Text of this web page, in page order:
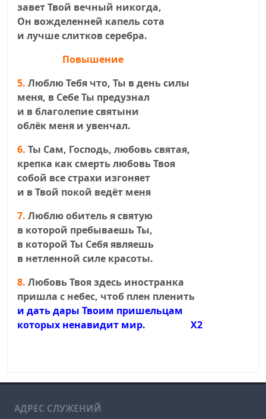
завет Твой вечный никогда,
Он вожделенней капель сота
и лучше слитков серебра.
Повышение
5. Люблю Тебя что, Ты в день силы
меня, в Себе Ты предузнал
и в благолепие святыни
облёк меня и увенчал.
6. Ты Сам, Господь, любовь святая,
крепка как смерть любовь Твоя
собой все страхи изгоняет
и в Твой покой ведёт меня
7. Люблю обитель я святую
в которой пребываешь Ты,
в которой Ты Себя являешь
в нетленной силе красоты.
8. Любовь Твоя здесь иностранка
пришла с небес, чтоб плен пленить
и дать дары Твоим пришельцам
которых ненавидит мир.
X2
АДРЕС СЛУЖЕНИЙ